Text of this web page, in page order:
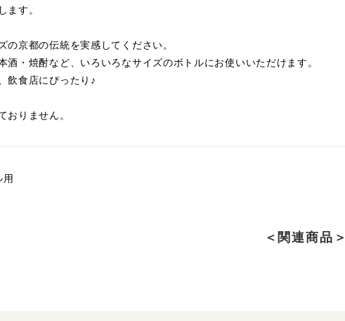
す。
の京都の伝統を実感してください。
酒・焼酎など、いろいろなサイズのボトルにお使いいただけます。
飲食店にぴったり♪
りません。
＜関連商品＞